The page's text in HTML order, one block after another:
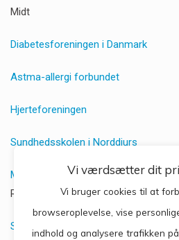
Midt
Diabetesforeningen i Danmark
Astma-allergi forbundet
Hjerteforeningen
Sundhedsskolen i Norddjurs
Misbrug af alkohol eller rusmidler–
Rusmiddelcenter i Norddjurs
Sundhedstilbud i Norddjurs kommune
Vi værdsætter dit
Vi bruger cookies til at
browseroplevelse, vise
indhold og analysere trafikken